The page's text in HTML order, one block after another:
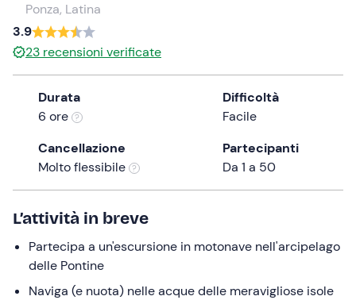
date.
Press
the
question
mark
keyboard
shortcuts
for
changing
dates.
Ponza, Latina
3.9
23 recensioni verificate
Durata
6 ore
Difficoltà
Facile
Cancellazione
Molto flessibile
Partecipanti
Da 1 a 50
L’attività in breve
Partecipa a un'escursione in motonave nell'arcipelago
delle Pontine
Naviga (e nuota) nelle acque delle meravigliose isole